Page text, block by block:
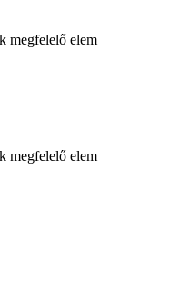
megfelelő elem
megfelelő elem